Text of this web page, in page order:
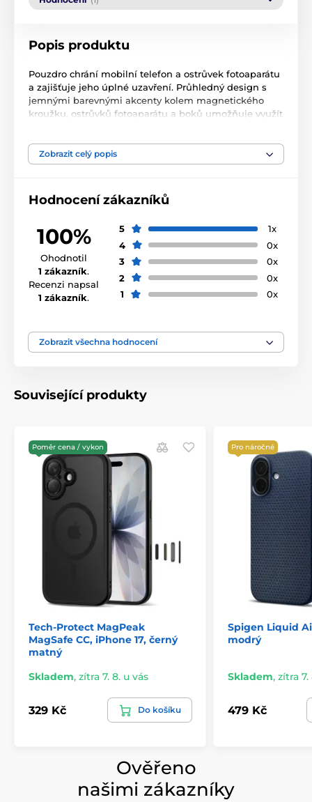
Popis produktu
Pouzdro chrání mobilní telefon a ostrůvek fotoaparátu
a zajišťuje jeho úplné uzavření. Průhledný design s
jemnými barevnými akcenty kolem magnetického
kroužku, ostrůvků fotoaparátu a boků umožňuje využít
Zaoblené, zesílené okraje chrání hrany smartphonu a
Podporuje nabíjení MagSafe®
Pouzdro má kryty ostrůvků fotoaparátu
Zobrazit celý popis
Hodnocení zákazníků
100%
Ohodnotil
1 zákazník.
Recenzi napsal
1 zákazník.
5
1x
4
0x
3
0x
2
0x
1
0x
Zobrazit všechna hodnocení
Související produkty
Poměr cena / vykon
Tech-Protect MagPeak
MagSafe CC, iPhone 17, černý
matný
Skladem, zítra 7. 8. u vás
329 Kč Do košíku
Pro náročné
Spigen Liquid
modrý
Skladem, zítra 7.
479 Kč
Ověřeno
našimi zákazníky